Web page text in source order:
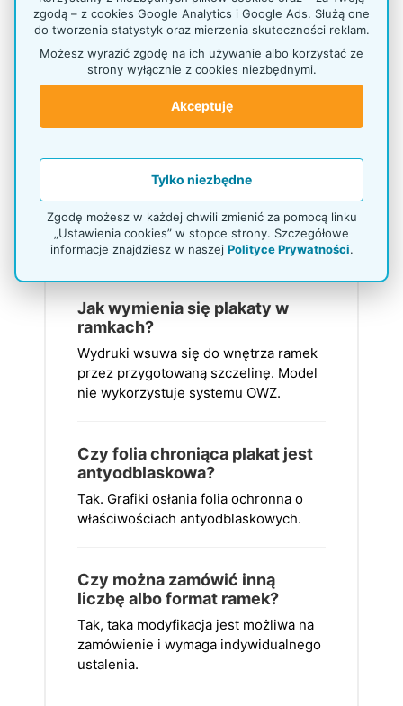
FAQ – PYTANIA I
ODPOWIEDZI
przeglądarka P139sA2?
Standardowy model ma 10
dwustronnych ramek, które
zapewniają łącznie 20 powierzchni na
plakaty A2.
Jak wymienia się plakaty w
ramkach?
Wydruki wsuwa się do wnętrza ramek
przez przygotowaną szczelinę. Model
nie wykorzystuje systemu OWZ.
Czy folia chroniąca plakat jest
antyodblaskowa?
Tak. Grafiki osłania folia ochronna o
właściwościach antyodblaskowych.
Czy można zamówić inną
liczbę albo format ramek?
Tak, taka modyfikacja jest możliwa na
zamówienie i wymaga indywidualnego
ustalenia.
zgodą – z cookies Google Analytics i Google Ads. Służą one
do tworzenia statystyk oraz mierzenia skuteczności reklam.
Możesz wyrazić zgodę na ich używanie albo korzystać ze
strony wyłącznie z cookies niezbędnymi.
Akceptuję
Tylko niezbędne
Zgodę możesz w każdej chwili zmienić za pomocą linku
„Ustawienia cookies” w stopce strony. Szczegółowe
informacje znajdziesz w naszej Polityce Prywatności.